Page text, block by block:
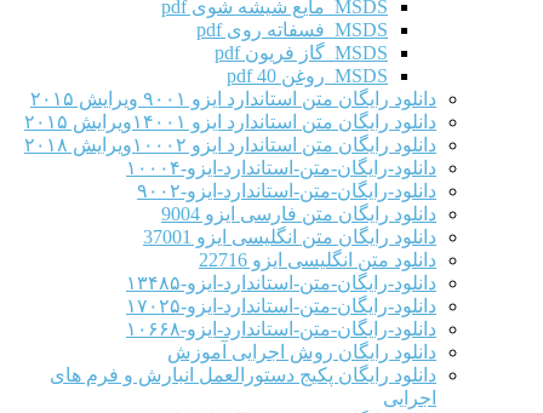
MSDS مایع شیشه شوی pdf
MSDS فسفاته روی pdf
MSDS گاز فریون pdf
MSDS روغن 40 pdf
دانلود رایگان متن استاندارد ایزو ۹۰۰۱ ویرایش ۲۰۱۵
دانلود رایگان متن استاندارد ایزو ۱۴۰۰۱ویرایش ۲۰۱۵
دانلود رایگان متن استاندارد ایزو ۱۰۰۰۲ویرایش ۲۰۱۸
دانلود-رایگان-متن-استاندارد-ایزو-۱۰۰۰۴
دانلود-رایگان-متن-استاندارد-ایزو-۹۰۰۲
دانلود رایگان متن فارسی ایزو 9004
دانلود رایگان متن انگلیسی ایزو 37001
دانلود متن انگلیسی ایزو 22716
دانلود-رایگان-متن-استاندارد-ایزو-۱۳۴۸۵
دانلود-رایگان-متن-استاندارد-ایزو-۱۷۰۲۵
دانلود-رایگان-متن-استاندارد-ایزو-۱۰۶۶۸
دانلود رایگان روش اجرایی آموزش
دانلود رایگان پکیج دستورالعمل انبارش و فرم های
اجرایی